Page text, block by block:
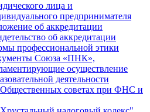
лица и
предпринимателя
об аккредитации
об аккредитации
профессиональной этики
Союза «ПНК»,
осуществление
деятельности
Общественных советах при ФНС и